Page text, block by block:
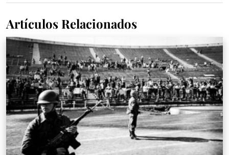
Artículos Relacionados